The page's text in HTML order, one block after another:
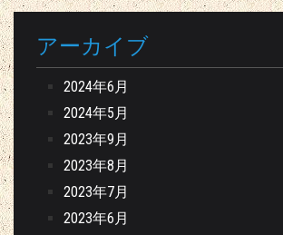
アーカイブ
2024年6月
2024年5月
2023年9月
2023年8月
2023年7月
2023年6月